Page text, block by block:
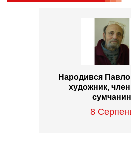
Народився Павло
художник,
сумчанин
8